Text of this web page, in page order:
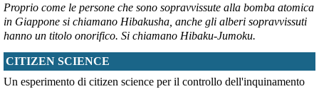
@peacelink - 10/8/2026 7:08
ansa.it/sito/notizie/mondo/202
Sale a 5 morti il bilancio del raid ucraino su Belgorod, 'colpiti edifici
civili'. Fonti russe citate da Sky denunciano eccidio in un
caseggiato.
#Belgorod #civili
Proprio come le persone che sono sopravvissute alla bomba atomica
in Giappone si chiamano Hibakusha, anche gli alberi sopravvissuti
hanno un titolo onorifico. Si chiamano Hibaku-Jumoku.
CITIZEN SCIENCE
Un esperimento di citizen science per il controllo dell'inquinamento